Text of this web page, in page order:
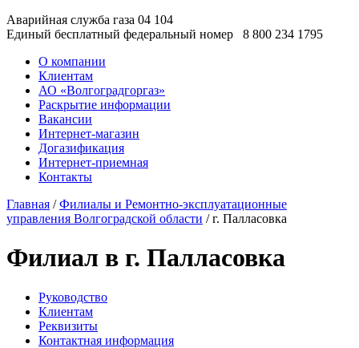
Аварийная служба газа 04 104
Единый бесплатный федеральный номер
8 800 234 1795
О компании
Клиентам
АО «Волгоградгоргаз»
Раскрытие информации
Вакансии
Интернет-магазин
Догазификация
Интернет-приемная
Контакты
Главная /Филиалы и Ремонтно-эксплуатационные
управления Волгоградской области / г. Палласовка
Филиал в г. Палласовка
Руководство
Клиентам
Реквизиты
Контактная информация